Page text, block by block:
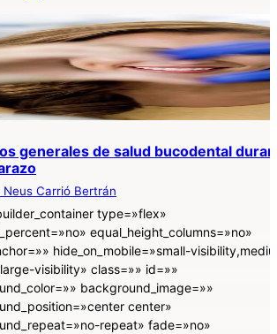
generales de salud bucodental
Neus Carrió Bertrán
type=»flex»
equal_height_columns=»no»
hide_on_mobile=»small-
visibility» class=»» id=»»
background_image=»»
center»
repeat» fade=»no»